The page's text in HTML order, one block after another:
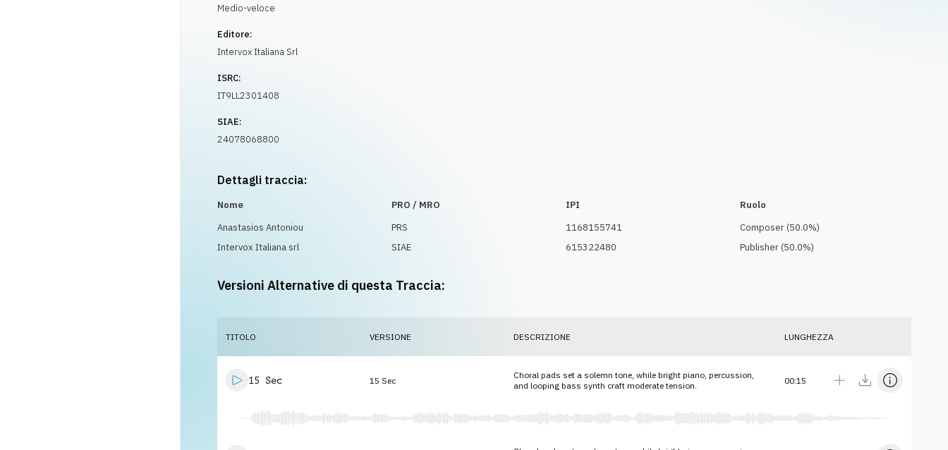
Medio-veloce
Editore:
Intervox Italiana Srl
ISRC:
IT9LL2301408
SIAE:
24078068800
Dettagli traccia:
Nome PRO / MRO IPI
Ruolo
Anastasios Antoniou
PRS 1168155741 Composer(50.0%)
Intervox Italiana srl
SIAE 615322480 Publisher(50.0%)
Versioni Alternative di questa Traccia:
TITOLO VERSIONE DESCRIZIONE LUNGHEZZA
15 Sec 15 Sec
Choral pads set a solemn tone, while bright piano, percussion,
and looping bass synth craft moderate tension.
00:15